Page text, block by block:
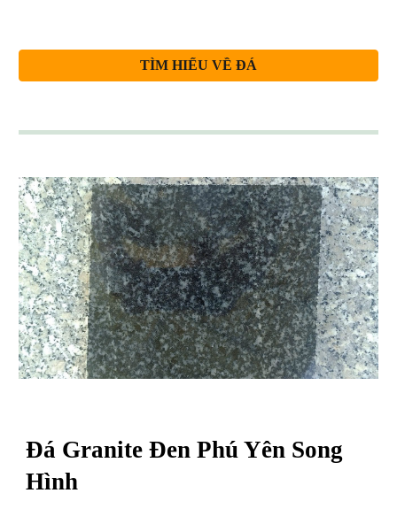
TÌM HIỂU VỀ ĐÁ
Đá Granite ĐenPhú Yên Song
Hình